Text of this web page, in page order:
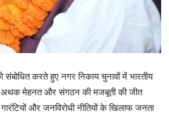
करते हुए नगर निकाय चुनावों में भारतीय
अथक मेहनत और संगठन की मजबूती की जीत
और जनविरोधी नीतियों के खिलाफ जनता